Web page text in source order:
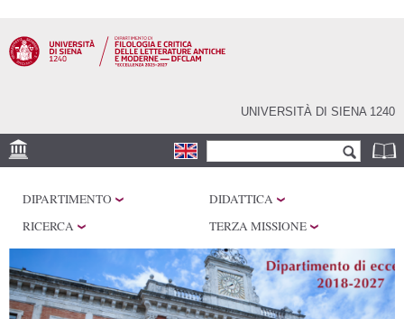
contenuto
principale
UNIVERSITÀ DI SIENA 1240
Form di ricerca
CENTRI DI RICERCA
BIBLIOTECHE E
ARCHIVI
DIPARTIMENTO
DIDATTICA
RICERCA
TERZA MISSIONE